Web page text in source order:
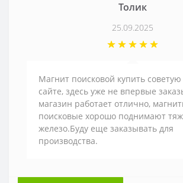
Толик
25.09.2025
Магнит поисковой купить
сайте, здесь уже не впервые
магазин работает отлично,
поисковые хорошо поднимают
железо.Буду еще заказывать для
производства.